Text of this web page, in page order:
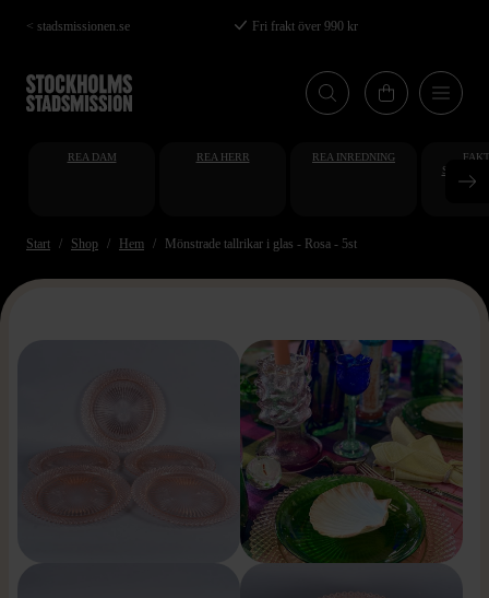
Hoppa
till
huvudinnehåll
< stadsmissionen.se Fri frakt över 990 kr
REA DAM REA HERR REA INREDNING
Start Shop Hem Mönstrade tallrikar i glas - Rosa - 5st